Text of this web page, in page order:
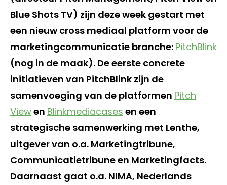
Blue Shots TV) zijn deze week gestart met
een nieuw cross mediaal platform voor de
marketingcommunicatie branche: PitchBlink
(nog in de maak). De eerste concrete
initiatieven van PitchBlink zijn de
samenvoeging van de platformen Pitch
Viewen Blinkmediacases en een
strategische samenwerking met Lenthe,
uitgever van o.a. Marketingtribune,
Communicatietribune en Marketingfacts.
Daarnaast gaat o.a. NIMA, Nederlands